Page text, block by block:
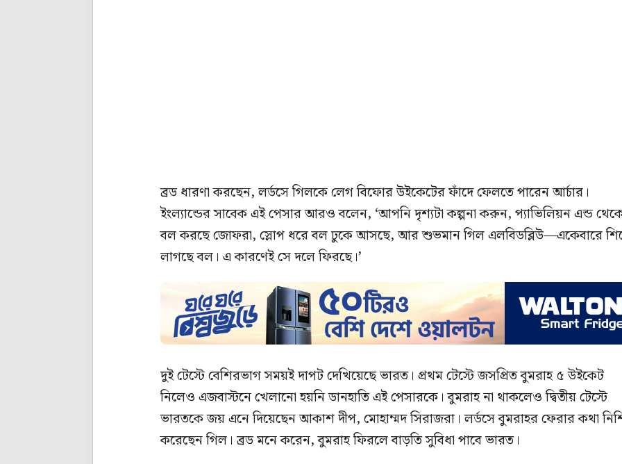
ব্রড ধারণা করছেন, লর্ডসে গিলকে লেগ বিফোর উইকেটের ফাঁদে ফেলতে পারেন আর্চার।
ইংল্যান্ডের সাবেক এই পেসার আরও বলেন, ‘আপনি দৃশ্যটা কল্পনা করুন, প্যাভিলিয়ন এন্ড
বল করছে জোফরা, স্লোপ ধরে বল ঢুকে আসছে, আর শুভমান গিল এলবিডব্লিউ—একেবারে
লাগছে বল। এ কারণেই সে দলে ফিরছে।’
দুই টেস্টে বেশিরভাগ সময়ই দাপট দেখিয়েছে ভারত। প্রথম টেস্টে জসপ্রিত বুমরাহ ৫ উইকেট
নিলেও এজবাস্টনে খেলানো হয়নি ডানহাতি এই পেসারকে। বুমরাহ না থাকলেও দ্বিতীয় টেস্টে
ভারতকে জয় এনে দিয়েছেন আকাশ দীপ, মোহাম্মদ সিরাজরা। লর্ডসে বুমরাহর ফেরার কথা
করেছেন গিল। ব্রড মনে করেন, বুমরাহ ফিরলে বাড়তি সুবিধা পাবে ভারত।